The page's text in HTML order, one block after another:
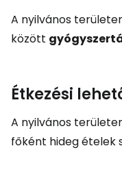
A nyilvános
között
Étkezési
A nyilvános
főként hideg ételek